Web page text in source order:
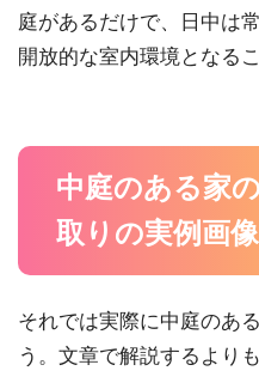
庭があるだけで、日中は
開放的な室内環境となる
中庭のある家
取りの実例画像
それでは実際に中庭のあ
う。文章で解説するより